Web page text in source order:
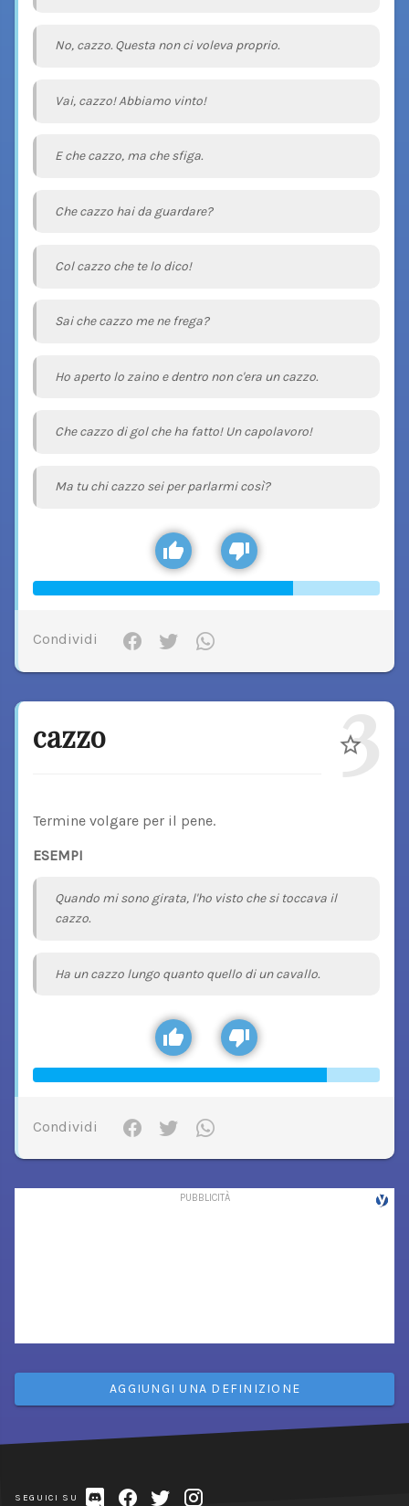
No, cazzo. Questa non ci voleva proprio.
Vai, cazzo! Abbiamo vinto!
E che cazzo, ma che sfiga.
Che cazzo hai da guardare?
Col cazzo che te lo dico!
Sai che cazzo me ne frega?
Ho aperto lo zaino e dentro non c'era un cazzo.
Che cazzo di gol che ha fatto! Un capolavoro!
Ma tu chi cazzo sei per parlarmi così?
Condividi
cazzo 3
Termine volgare per il pene.
ESEMPI
Quando mi sono girata, l'ho visto che si toccava il
cazzo.
Ha un cazzo lungo quanto quello di un cavallo.
Condividi
AGGIUNGI UNA DEFINIZIONE
SEGUICI SU